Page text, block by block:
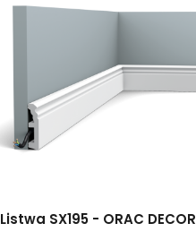
Listwa SX195 - ORAC DECOR